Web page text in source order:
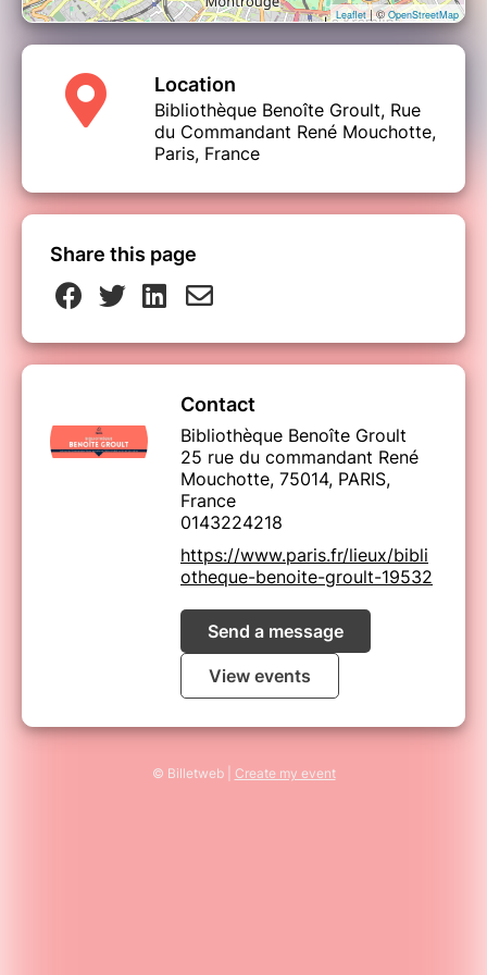
Leaflet| ©OpenStreetMap
Location
Bibliothèque Benoîte Groult, Rue
du Commandant René Mouchotte,
Paris, France
Share this page
Contact
Bibliothèque Benoîte Groult
25 rue du commandant René
Mouchotte, 75014, PARIS,
France
0143224218
https://www.paris.fr/lieux/bibli
otheque-benoite-groult-19532
Send a message
View events
© Billetweb | Create my event